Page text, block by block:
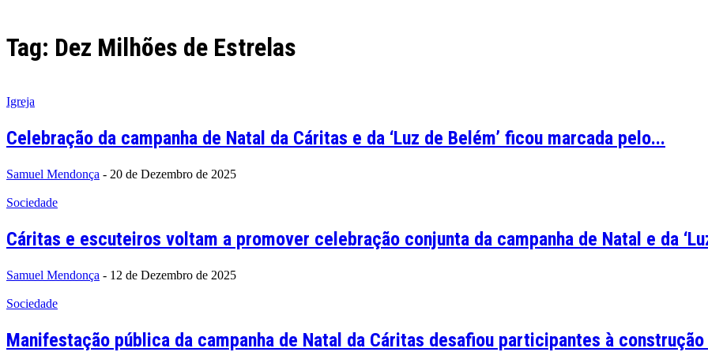
Tag: Dez Milhões de Estrelas
Igreja
Celebração da campanha de Natal da Cáritas e da ‘Luz de Belém’ ficou marcada pelo...
Samuel Mendonça - 20 de Dezembro de 2025
Sociedade
Cáritas e escuteiros voltam a promover celebração conjunta da campanha de Natal e da
Samuel Mendonça - 12 de Dezembro de 2025
Sociedade
Manifestação pública da campanha de Natal da Cáritas desafiou participantes à construção